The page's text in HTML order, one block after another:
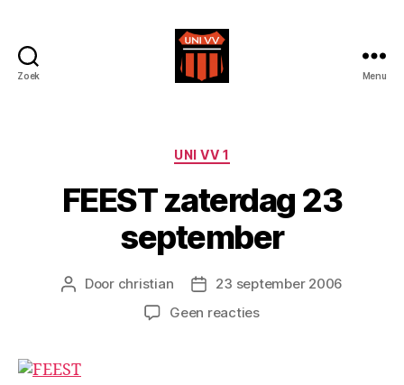
Zoek Menu
Categorieën
UNI VV 1
FEEST zaterdag 23
september
Berichtauteur
Door christian Berichtdatum
23 september 2006
Geen reactiesop